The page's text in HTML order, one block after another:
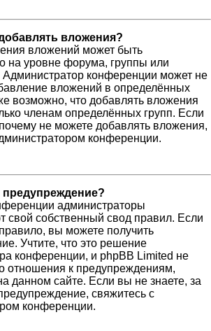
вложения?
вложений может быть
на уровне форума, группы или
Администратор конференции может не
вложений в определённых
возможно, что добавлять вложения
членам определённых групп. Если
не можете добавлять вложения,
конференции.
администраторы
свой собственный свод правил. Если
вы можете получить
Учтите, что это решение
конференции, и phpBB Limited не
отношения к предупреждениям,
данном сайте. Если вы не знаете, за
свяжитесь с
конференции.